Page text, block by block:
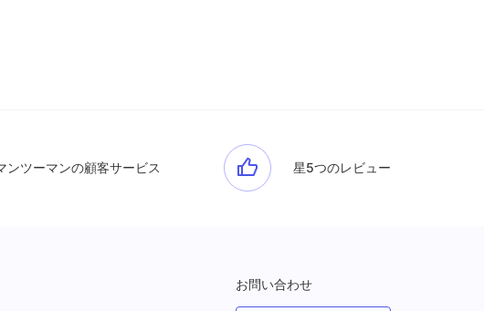
ンツーマンの顧客サービス 星5つのレビュー
お問い合わせ